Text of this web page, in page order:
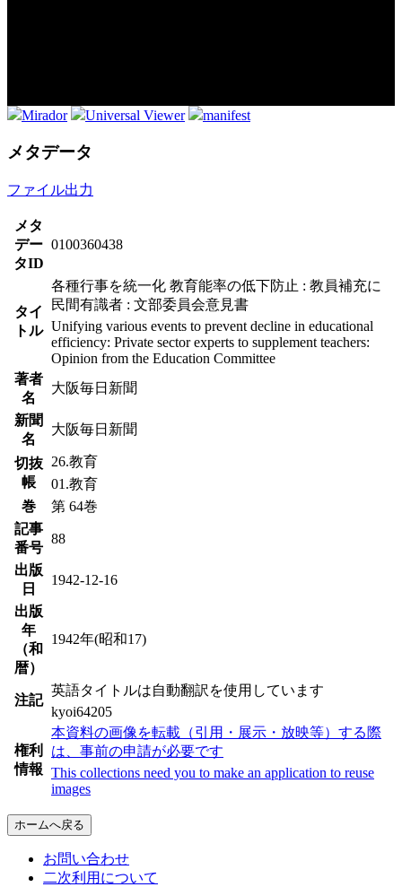
Mirador Universal Viewer manifest
メタデータ
ファイル出力
メタ
デー
タID
0100360438
タイ
トル
各種行事を統一化 教育能率の低下防止 : 教員補充に
民間有識者 : 文部委員会意見書
Unifying various events to prevent decline in educational
efficiency: Private sector experts to supplement teachers:
Opinion from the Education Committee
著者
名
大阪毎日新聞
新聞
名
大阪毎日新聞
切抜
帳
26.教育
01.教育
巻
第 64巻
記事
番号
88
出版
日
1942-12-16
出版
年
（和
暦）
1942年(昭和17)
注記
英語タイトルは自動翻訳を使用しています
kyoi64205
権利
情報
本資料の画像を転載（引用・展示・放映等）する際
は、事前の申請が必要です
This collections need you to make an application to reuse
images
ホームへ戻る
お問い合わせ
二次利用について